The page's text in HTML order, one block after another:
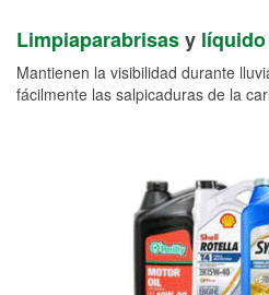
Limpiaparabrisasy
Mantienen la visibilidad durante
fácilmente las salpicaduras de la